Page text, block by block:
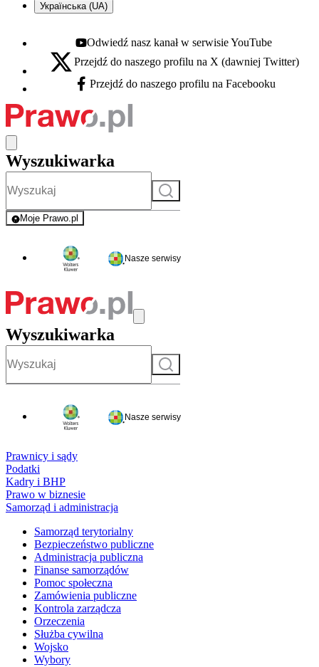
Українська (UA)
Youtube - otwiera się w nowej karcie
Odwiedź nasz kanał w serwisie YouTube
X - otwiera się w nowej karcie
Przejdź do naszego profilu na X (dawniej Twitter)
Facebook - otwiera się w nowej karcie
Przejdź do naszego profilu na Facebooku
Wyszukiwarka
Szukaj
Moje Prawo.pl
- rejestracja i logowanie do serwisu
Nasze serwisy
Wyszukiwarka
Szukaj
Nasze serwisy
Prawnicy i sądy
Podatki
Kadry i BHP
Prawo w biznesie
Samorząd i administracja
Samorząd terytorialny
Bezpieczeństwo publiczne
Administracja publiczna
Finanse samorządów
Pomoc społeczna
Zamówienia publiczne
Kontrola zarządcza
Orzeczenia
Służba cywilna
Wojsko
Wybory